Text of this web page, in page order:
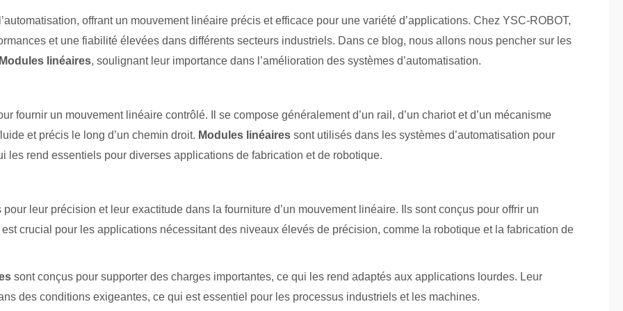
offrant un mouvement linéaire précis et efficace pour une variété d’applications. Chez YSC-ROBOT,
et une fiabilité élevées dans différents secteurs industriels. Dans ce blog, nous allons nous pencher sur les
linéaires, soulignant leur importance dans l’amélioration des systèmes d’automatisation.
fournir un mouvement linéaire contrôlé. Il se compose généralement d’un rail, d’un chariot et d’un mécanisme
et précis le long d’un chemin droit. Modules linéaires sont utilisés dans les systèmes d’automatisation pour
les rend essentiels pour diverses applications de fabrication et de robotique.
leur précision et leur exactitude dans la fourniture d’un mouvement linéaire. Ils sont conçus pour offrir un
crucial pour les applications nécessitant des niveaux élevés de précision, comme la robotique et la fabrication de
sont conçus pour supporter des charges importantes, ce qui les rend adaptés aux applications lourdes. Leur
des conditions exigeantes, ce qui est essentiel pour les processus industriels et les machines.